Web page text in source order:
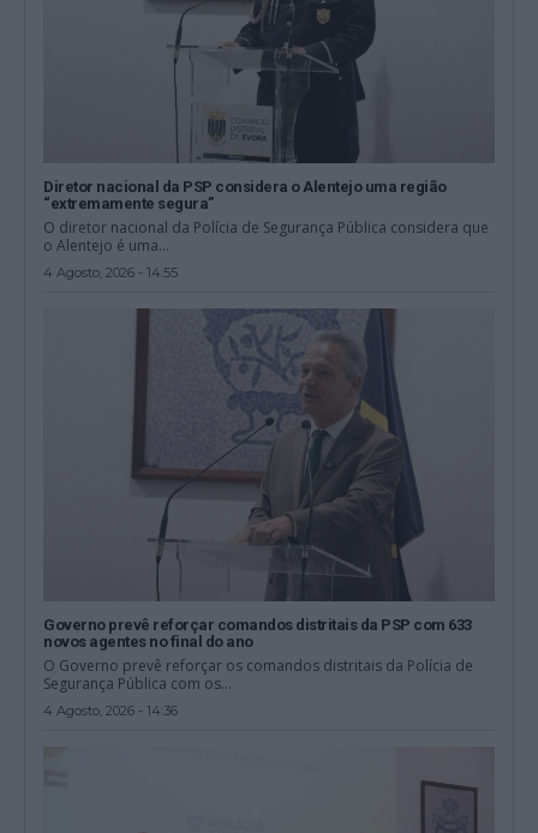
Diretor nacional da PSP considera o Alentejo uma região
“extremamente segura”
O diretor nacional da Polícia de Segurança Pública considera que
o Alentejo é uma...
4 Agosto, 2026 - 14:55
Governo prevê reforçar comandos distritais da PSP com 633
novos agentes no final do ano
O Governo prevê reforçar os comandos distritais da Polícia de
Segurança Pública com os...
4 Agosto, 2026 - 14:36